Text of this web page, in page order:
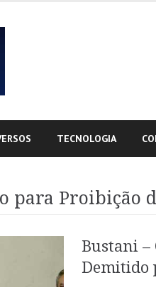
TECNOLOGIA
para Proibição
Bustani
Demitido